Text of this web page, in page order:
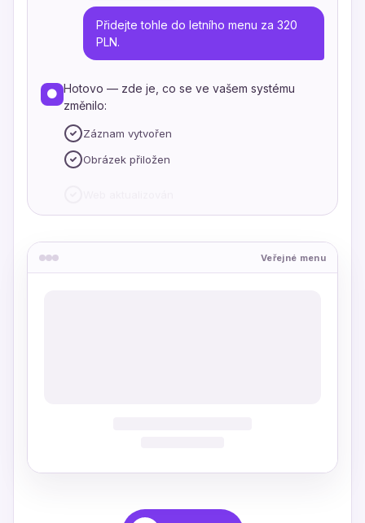
Přidejte tohle do letního menu za 320
PLN.
Hotovo — zde je, co se ve vašem systému
změnilo:
Záznam vytvořen
Obrázek přiložen
Veřejné menu